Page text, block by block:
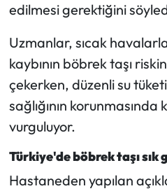
edilmesi gerektiğini
Uzmanlar, sıcak
kaybının böbrek taşı
çekerken, düzenli su
sağlığının korunmasında
vurguluyor.
Türkiye'de böbrek taşı sık
Hastaneden yapılan
Mecitözü Haberleri
Oğuzlar Haberleri
Ortaköy Haberleri
Otomotiv